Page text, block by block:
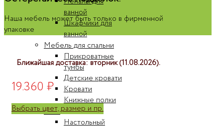
ванной
Шкафчики для
ванной
Мебель для спальни
Прикроватные
тумбы
Детские кровати
Кровати
Книжные полки
Свет
Настольный
Наша мебель может быть только в фирменной
упаковке
Ближайшая доставка: вторник (11.08.2026).
19.360 ₽
Выбрать цвет, размер и пр.